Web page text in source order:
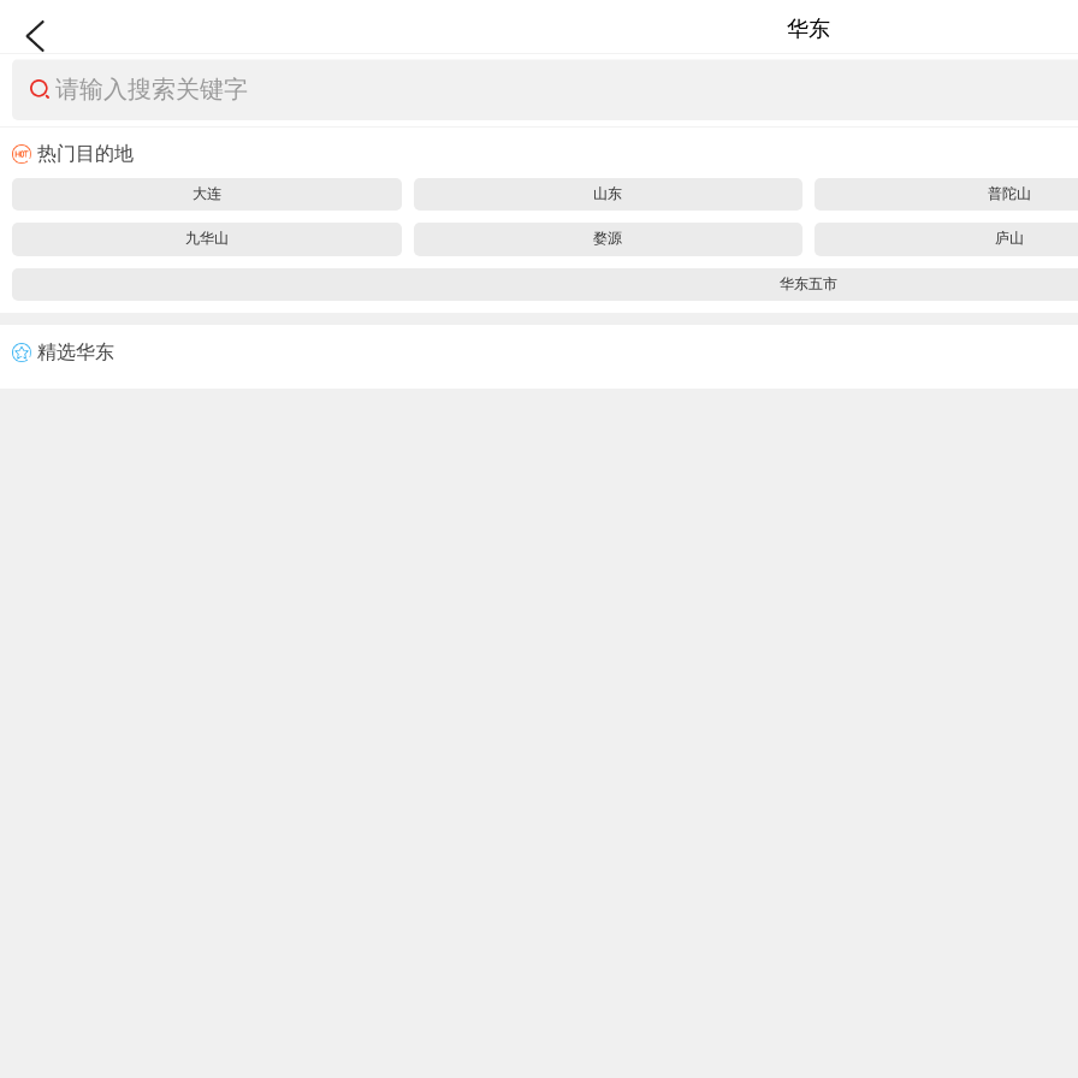
华东
请输入搜索关键字
热门目的地
大连 山东 普陀山
九华山 婺源 庐山
华东五市
精选华东